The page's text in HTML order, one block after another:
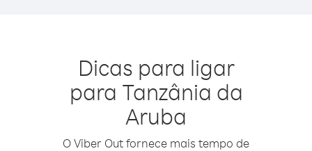
Dicas para ligar
para Tanzânia da
Aruba
O Viber Out fornece mais tempo de